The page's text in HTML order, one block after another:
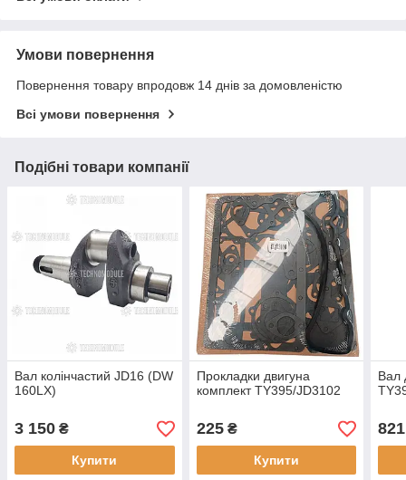
Умови повернення
Повернення товару впродовж 14 днів за домовленістю
Всі умови повернення
Подібні товари компанії
Вал колінчастий JD16 (DW
160LX)
3 150 ₴
Купити
Прокладки двигуна
комплект TY395/JD3102
225₴
Купити
Вал
821